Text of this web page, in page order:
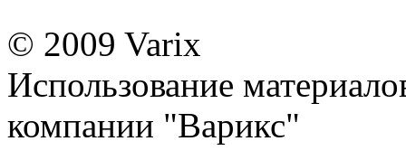
© 2009 Varix
Использование
компании "Варикс"